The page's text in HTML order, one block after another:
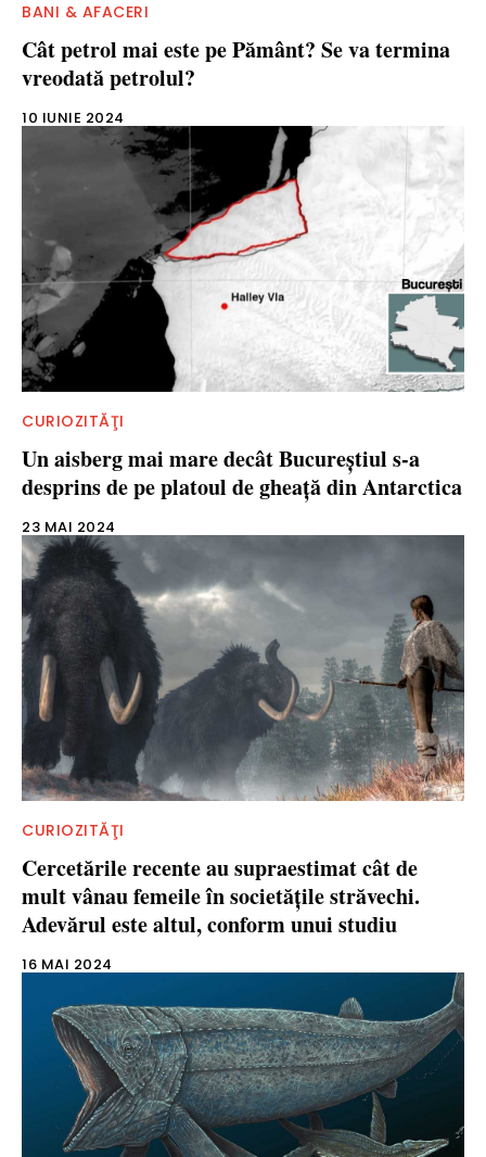
BANI & AFACERI
Cât petrol mai este pe Pământ? Se va termina
vreodată petrolul?
10 IUNIE 2024
CURIOZITĂŢI
Un aisberg mai mare decât Bucureștiul s-a
desprins de pe platoul de gheață din Antarctica
23 MAI 2024
CURIOZITĂŢI
Cercetările recente au supraestimat cât de
mult vânau femeile în societățile străvechi.
Adevărul este altul, conform unui studiu
16 MAI 2024